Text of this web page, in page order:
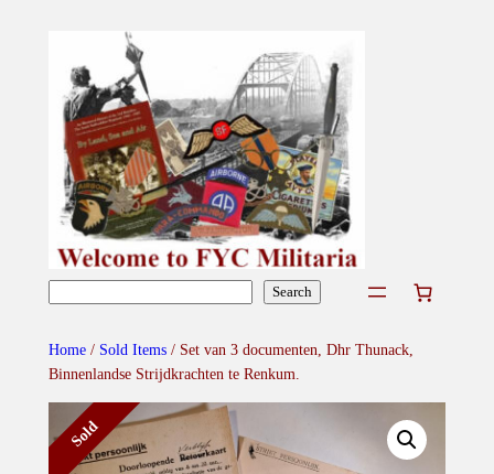
Search
Home/ Sold Items/ Set van 3 documenten, Dhr Thunack,
Binnenlandse Strijdkrachten te Renkum.
Sold